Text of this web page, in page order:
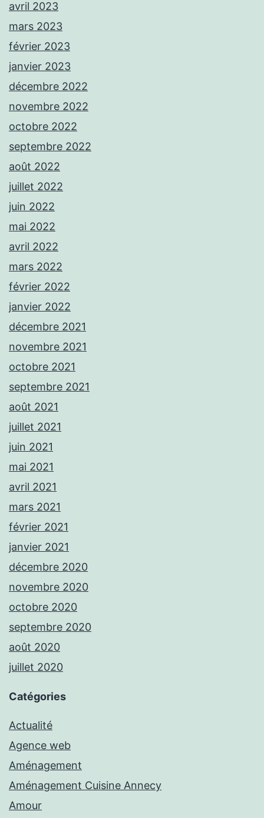
avril 2023
mars 2023
février 2023
janvier 2023
décembre 2022
novembre 2022
octobre 2022
septembre 2022
août 2022
juillet 2022
juin 2022
mai 2022
avril 2022
mars 2022
février 2022
janvier 2022
décembre 2021
novembre 2021
octobre 2021
septembre 2021
août 2021
juillet 2021
juin 2021
mai 2021
avril 2021
mars 2021
février 2021
janvier 2021
décembre 2020
novembre 2020
octobre 2020
septembre 2020
août 2020
juillet 2020
Catégories
Actualité
Agence web
Aménagement
Aménagement Cuisine Annecy
Amour